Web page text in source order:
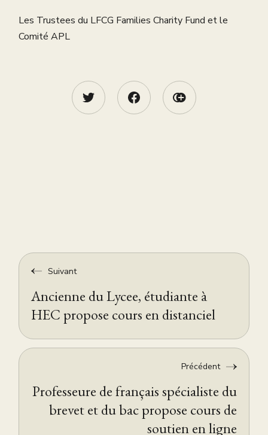
Les Trustees du LFCG Families Charity Fund et le
Comité APL
Suivant
Ancienne du Lycee, étudiante à
HEC propose cours en distanciel
Précédent
Professeure de français spécialiste du
brevet et du bac propose cours de
soutien en ligne